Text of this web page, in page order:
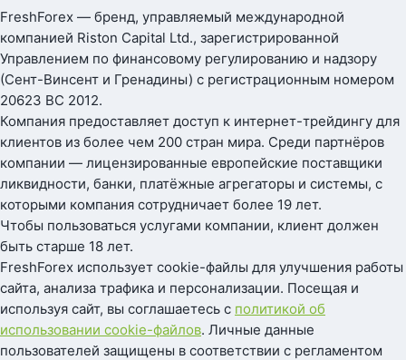
FreshForex — бренд, управляемый международной
компанией Riston Capital Ltd., зарегистрированной
Управлением по финансовому регулированию и надзору
(Сент-Винсент и Гренадины) с регистрационным номером
20623 BC 2012.
Компания предоставляет доступ к интернет-трейдингу для
клиентов из более чем 200 стран мира. Среди партнёров
компании — лицензированные европейские поставщики
ликвидности, банки, платёжные агрегаторы и системы, с
которыми компания сотрудничает более 19 лет.
Чтобы пользоваться услугами компании, клиент должен
быть старше 18 лет.
FreshForex использует cookie-файлы для улучшения работы
сайта, анализа трафика и персонализации. Посещая и
используя сайт, вы соглашаетесь с политикой об
использовании cookie-файлов. Личные данные
пользователей защищены в соответствии с регламентом